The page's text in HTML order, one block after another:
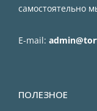
самостоятельно
E-mail:
ПОЛЕЗНОЕ